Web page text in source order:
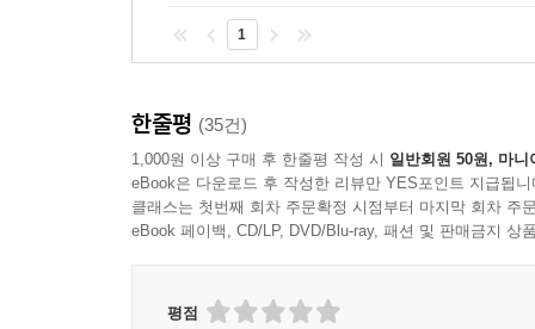
1
한줄평 (35건)
1,000원 이상 구매 후 한줄평 작성 시 일반회원 50원, 마니
eBook은 다운로드 후 작성한 리뷰만 YES포인트 지급됩니
클래스는 첫번째 회차 주문확정 시점부터 마지막 회차 주
eBook 페이백, CD/LP, DVD/Blu-ray, 패션 및 판매금지 상
평점